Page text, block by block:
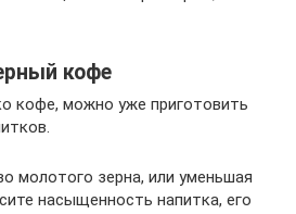
кофе
кофе, можно уже приготовить
молотого зерна, или уменьшая
насыщенность напитка, его